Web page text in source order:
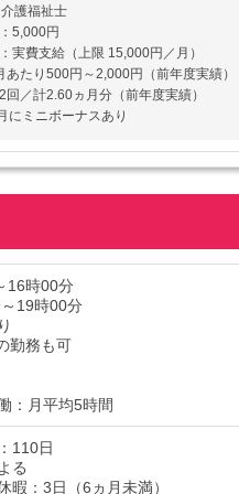
護福祉士
5,000円
実費支給（上限 15,000円／月）
あたり500円～2,000円（前年度実績）
回／計2.60ヵ月分（前年度実績）
ミニボーナスあり
16時00分
19時00分
勤務も可
：月平均5時間
110日
る
暇：3日（6ヵ月未満）